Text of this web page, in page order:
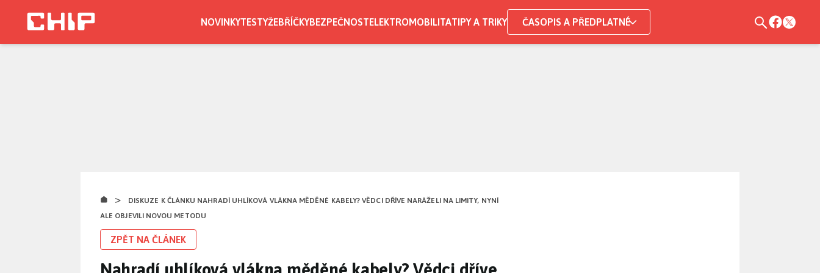
NOVINKYTESTYŽEBŘÍČKYBEZPEČNOSTELEKTROMOBILITATIPY A TRIKY ČASOPIS A PŘEDPLATNÉ
>
DISKUZE K ČLÁNKU NAHRADÍ UHLÍKOVÁ VLÁKNA MĚDĚNÉ KABELY? VĚDCI DŘÍVE NARÁŽELI NA LIMITY, NYNÍ
ALE OBJEVILI NOVOU METODU
ZPĚT NA ČLÁNEK